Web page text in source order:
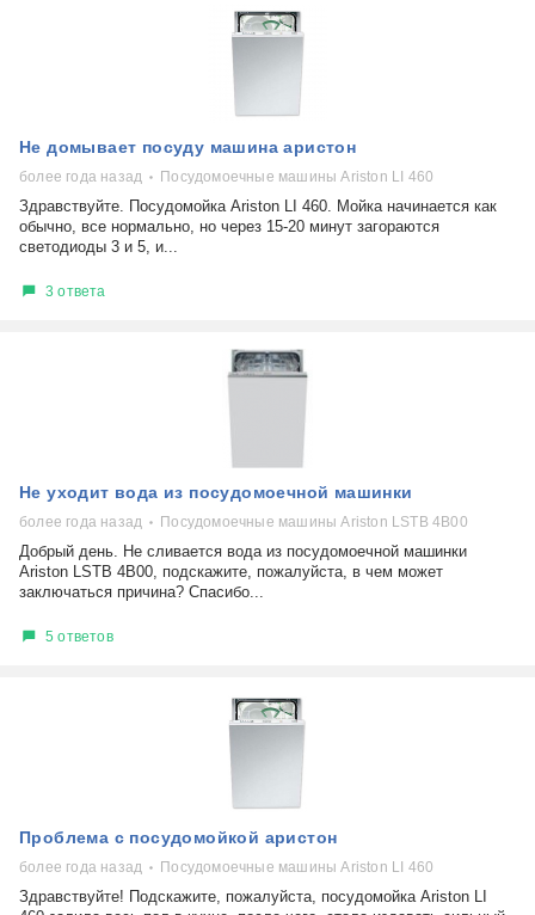
Не домывает посуду машина аристон
более года назад Посудомоечные машины Ariston LI 460
Здравствуйте. Посудомойка Ariston LI 460. Мойка начинается как
обычно, все нормально, но через 15-20 минут загораются
светодиоды 3 и 5, и...
3 ответа
Не уходит вода из посудомоечной машинки
более года назад Посудомоечные машины Ariston LSTB 4B00
Добрый день. Не сливается вода из посудомоечной машинки
Ariston LSTB 4B00, подскажите, пожалуйста, в чем может
заключаться причина? Спасибо...
5 ответов
Проблема с посудомойкой аристон
более года назад Посудомоечные машины Ariston LI 460
Здравствуйте! Подскажите, пожалуйста, посудомойка Ariston LI